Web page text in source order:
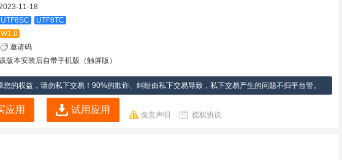
11-18
UTF8SC
UTF8TC
W1.0
邀请码
版本安装后自带手机版（触屏版）
您的权益，请勿私下交易！90%的欺诈、纠纷由私下交易导致，私下交易产生的问题不归平台管。
应用 试用应用 免责声明 授权协议